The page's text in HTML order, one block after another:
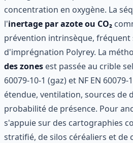
concentration en oxygène. La
l'inertage par azote ou CO₂
prévention intrinsèque, fréquent
d'imprégnation Polyrey. La
des zones est passée au crible
60079-10-1 (gaz) et NF EN
étendue, ventilation, sources de
probabilité de présence. Pour
s'appuie sur des cartographies
stratifié, de silos céréaliers et de